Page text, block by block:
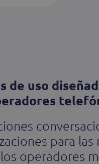
de uso
para las
operadores